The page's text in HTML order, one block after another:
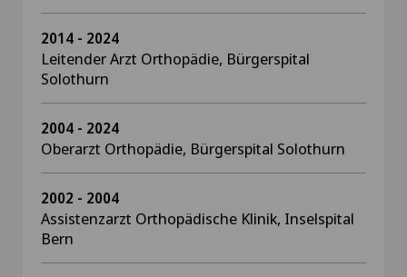
2014 - 2024
Leitender Arzt Orthopädie, Bürgerspital
Solothurn
2004 - 2024
Oberarzt Orthopädie, Bürgerspital Solothurn
2002 - 2004
Assistenzarzt Orthopädische Klinik, Inselspital
Bern